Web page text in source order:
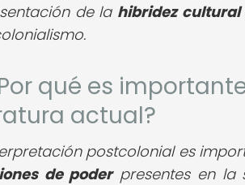
de la hibridez cultural
qué es
actual?
postcolonial es
de poderpresentes en la